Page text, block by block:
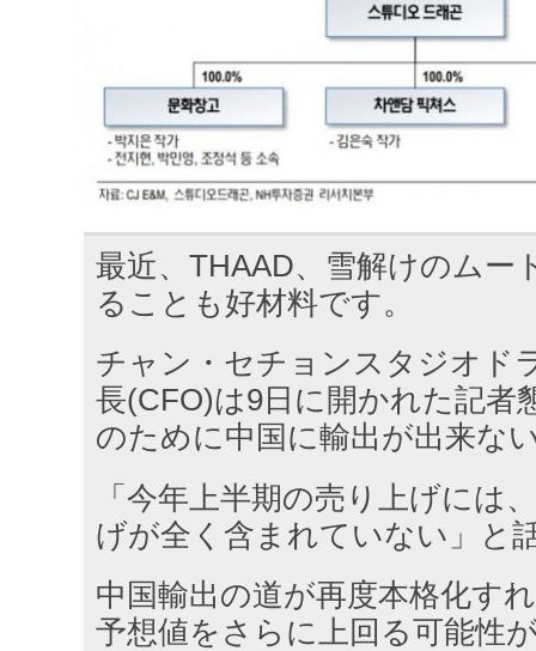
最近、THAAD、雪解けのムー
ることも好材料です。
チャン・セチョンスタジオド
長(CFO)は9日に開かれた記者
のために中国に輸出が出来な
「今年上半期の売り上げには
げが全く含まれていない」と
中国輸出の道が再度本格化す
予想値をさらに上回る可能性